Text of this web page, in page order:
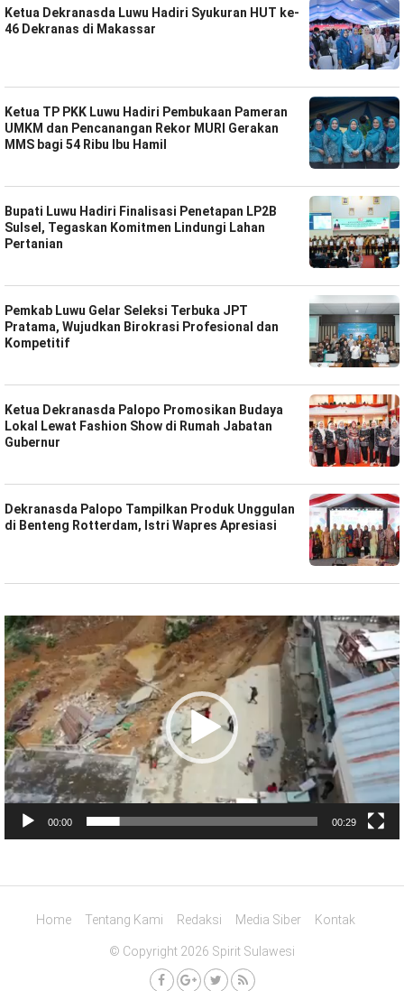
Ketua Dekranasda Luwu Hadiri Syukuran HUT ke-
46 Dekranas di Makassar
Ketua TP PKK Luwu Hadiri Pembukaan Pameran
UMKM dan Pencanangan Rekor MURI Gerakan
MMS bagi 54 Ribu Ibu Hamil
Bupati Luwu Hadiri Finalisasi Penetapan LP2B
Sulsel, Tegaskan Komitmen Lindungi Lahan
Pertanian
Pemkab Luwu Gelar Seleksi Terbuka JPT
Pratama, Wujudkan Birokrasi Profesional dan
Kompetitif
Ketua Dekranasda Palopo Promosikan Budaya
Lokal Lewat Fashion Show di Rumah Jabatan
Gubernur
Dekranasda Palopo Tampilkan Produk Unggulan
di Benteng Rotterdam, Istri Wapres Apresiasi
Pemutar
Video
00:00 00:29
Home Tentang Kami Redaksi Media Siber Kontak
© Copyright 2026 Spirit Sulawesi